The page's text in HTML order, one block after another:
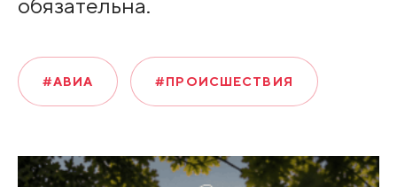
обязательна.
#АВИА #ПРОИСШЕСТВИЯ